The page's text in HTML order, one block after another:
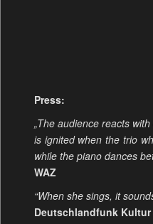
Press:
„The audience reacts
is ignited when the trio
while the piano dances
WAZ
“When she sings, it
Deutschlandfunk Kultur